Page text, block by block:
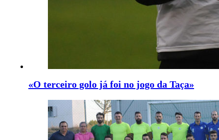
«O terceiro golo já foi no jogo da Taça»